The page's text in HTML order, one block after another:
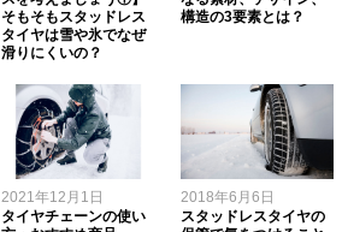
そもそもスタッドレス
タイヤは雪や氷でなぜ
滑りにくいの？
構造の3要素とは？
2021年12月1日
タイヤチェーンの使い
2018年6月6日
スタッドレスタイヤの